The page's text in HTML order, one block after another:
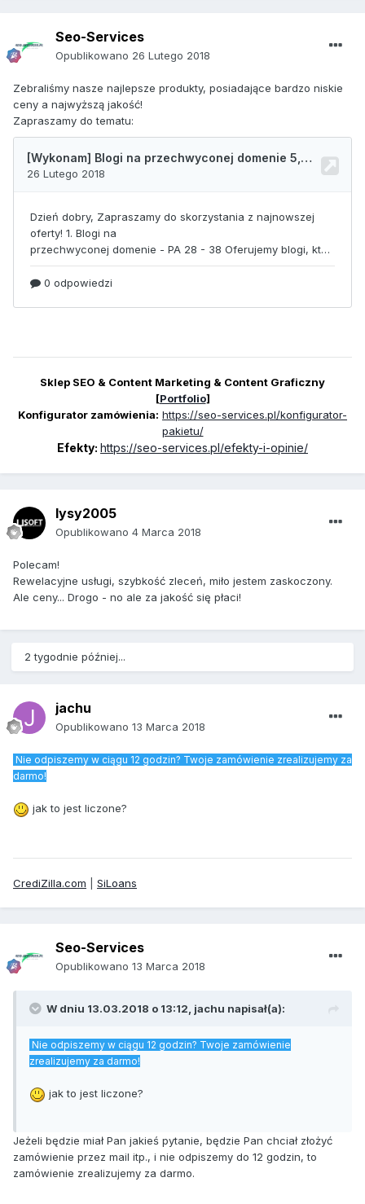
Seo-Services
Opublikowano 26 Lutego 2018
Zebraliśmy nasze najlepsze produkty, posiadające bardzo niskie
ceny a najwyższą jakość!
Zapraszamy do tematu:
Sklep SEO & Content Marketing & Content Graficzny
[Portfolio]
Konfigurator zamówienia: https://seo-services.pl/konfigurator-
pakietu/
Efekty: https://seo-services.pl/efekty-i-opinie/
lysy2005
Opublikowano 4 Marca 2018
Polecam!
Rewelacyjne usługi, szybkość zleceń, miło jestem zaskoczony.
Ale ceny... Drogo - no ale za jakość się płaci!
2 tygodnie później...
jachu
Opublikowano 13 Marca 2018
Nie odpiszemy w ciągu 12 godzin? Twoje zamówienie zrealizujemy za
darmo!
jak to jest liczone?
CrediZilla.com SiLoans
Seo-Services
Opublikowano 13 Marca 2018
W dniu 13.03.2018 o 13:12, jachu napisał(a):
Nie odpiszemy w ciągu 12 godzin? Twoje zamówienie
zrealizujemy za darmo!
jak to jest liczone?
Jeżeli będzie miał Pan jakieś pytanie, będzie Pan chciał złożyć
zamówienie przez mail itp., i nie odpiszemy do 12 godzin, to
zamówienie zrealizujemy za darmo.